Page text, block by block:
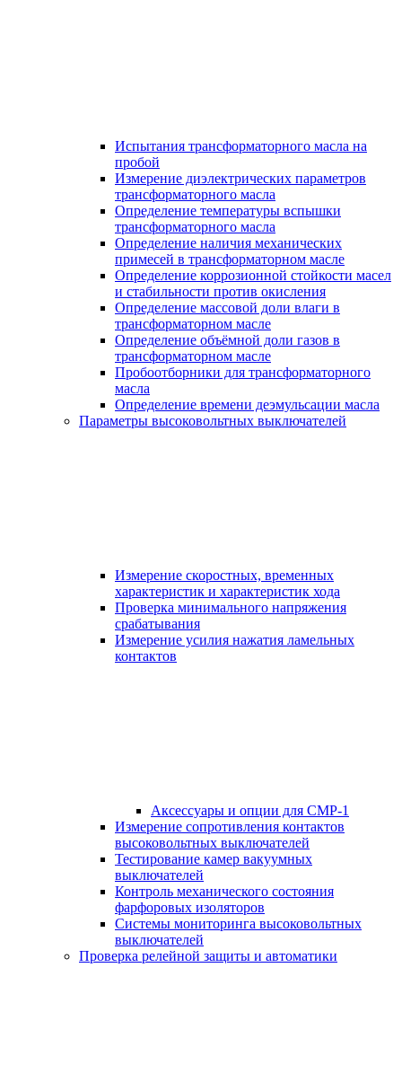
Испытания трансформаторного масла на
пробой
Измерение диэлектрических параметров
трансформаторного масла
Определение температуры вспышки
трансформаторного масла
Определение наличия механических
примесей в трансформаторном масле
Определение коррозионной стойкости масел
и стабильности против окисления
Определение массовой доли влаги в
трансформаторном масле
Определение объёмной доли газов в
трансформаторном масле
Пробоотборники для трансформаторного
масла
Определение времени деэмульсации масла
Параметры высоковольтных выключателей
Измерение скоростных, временных
характеристик и характеристик хода
Проверка минимального напряжения
срабатывания
Измерение усилия нажатия ламельных
контактов
Аксессуары и опции для СМР-1
Измерение сопротивления контактов
высоковольтных выключателей
Тестирование камер вакуумных
выключателей
Контроль механического состояния
фарфоровых изоляторов
Системы мониторинга высоковольтных
выключателей
Проверка релейной защиты и автоматики